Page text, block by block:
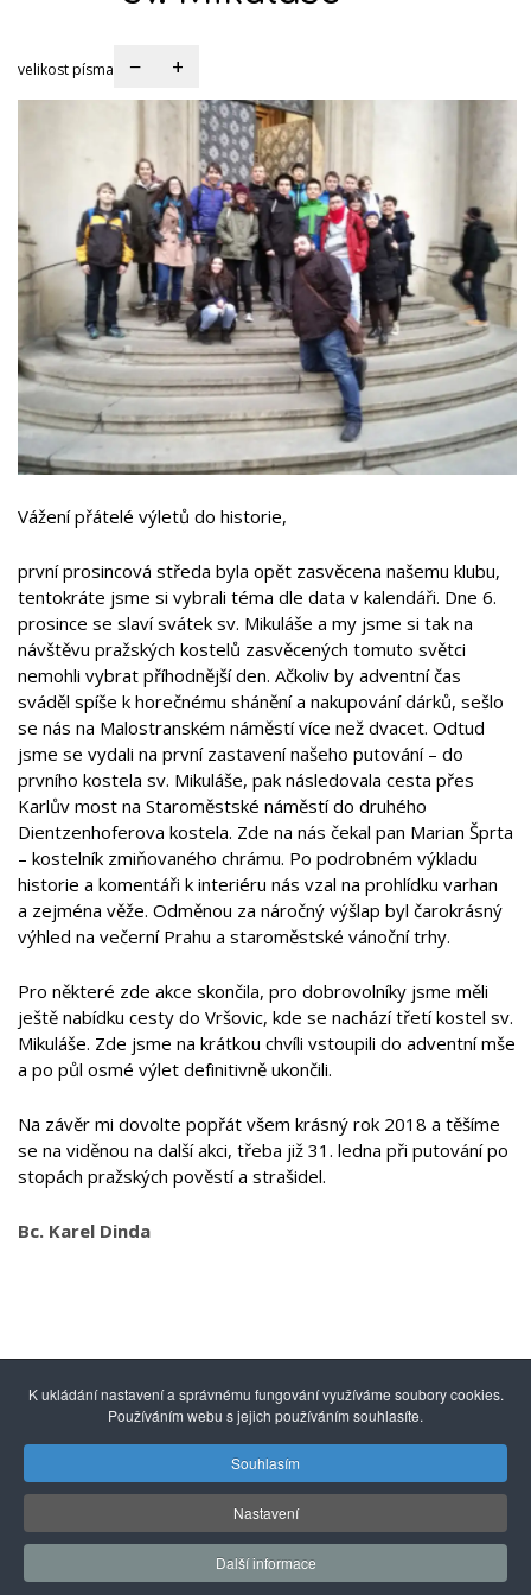
velikost písma − +
Vážení přátelé výletů do historie,
první prosincová středa byla opět zasvěcena našemu klubu,
tentokráte jsme si vybrali téma dle data v kalendáři. Dne 6.
prosince se slaví svátek sv. Mikuláše a my jsme si tak na
návštěvu pražských kostelů zasvěcených tomuto světci
nemohli vybrat příhodnější den. Ačkoliv by adventní čas
sváděl spíše k horečnému shánění a nakupování dárků, sešlo
se nás na Malostranském náměstí více než dvacet. Odtud
jsme se vydali na první zastavení našeho putování – do
prvního kostela sv. Mikuláše, pak následovala cesta přes
Karlův most na Staroměstské náměstí do druhého
Dientzenhoferova kostela. Zde na nás čekal pan Marian Šprta
– kostelník zmiňovaného chrámu. Po podrobném výkladu
historie a komentáři k interiéru nás vzal na prohlídku varhan
a zejména věže. Odměnou za náročný výšlap byl čarokrásný
výhled na večerní Prahu a staroměstské vánoční trhy.
Pro některé zde akce skončila, pro dobrovolníky jsme měli
ještě nabídku cesty do Vršovic, kde se nachází třetí kostel sv.
Mikuláše. Zde jsme na krátkou chvíli vstoupili do adventní mše
a po půl osmé výlet definitivně ukončili.
Na závěr mi dovolte popřát všem krásný rok 2018 a těšíme
se na viděnou na další akci, třeba již 31. ledna při putování po
stopách pražských pověstí a strašidel.
Bc. Karel Dinda
Gymnázium mezinárodních a veřejných
vztahů Praha s.r.o.| Kuncova 1580, 155 00 Praha 5, +420
251 550 846 |info@gmvv.cz
Správu převzal: Agionet.cz
K ukládání nastavení a správnému fungování využíváme soubory cookies.
Používáním webu s jejich používáním souhlasíte.
Souhlasím
Nastavení
Další informace